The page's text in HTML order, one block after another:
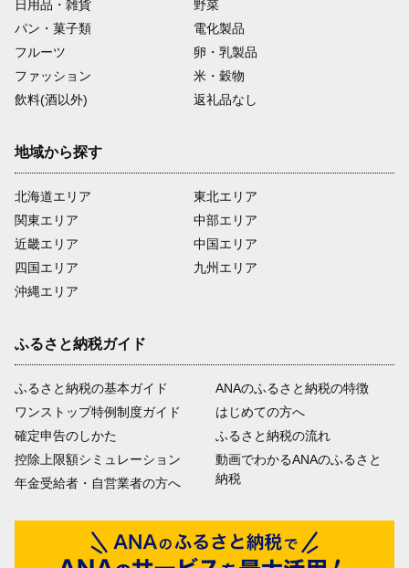
日用品・雑貨
野菜
パン・菓子類
電化製品
フルーツ
卵・乳製品
ファッション
米・穀物
飲料(酒以外)
返礼品なし
地域から探す
北海道エリア
関東エリア
近畿エリア
四国エリア
沖縄エリア
東北エリア
中部エリア
中国エリア
九州エリア
ふるさと納税ガイド
ふるさと納税の基本ガイド
ワンストップ特例制度ガイド
確定申告のしかた
控除上限額シミュレーション
年金受給者・自営業者の方へ
ANAのふるさと納税の特徴
はじめての方へ
ふるさと納税の流れ
動画でわかるANAのふるさと
納税